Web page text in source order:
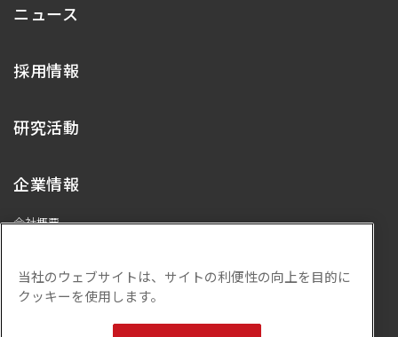
ニュース
採用情報
研究活動
企業情報
会社概要
ISMS基本方針
サステナビリティ
当社のウェブサイトは、サイトの利便性の向上を目的に
クッキーを使用します。